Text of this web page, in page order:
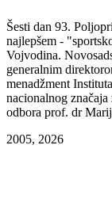
Šesti dan 93.
najlepšem -
Vojvodina.
generalnim
menadžment
nacionalnog
odbora prof. dr
2005, 2026